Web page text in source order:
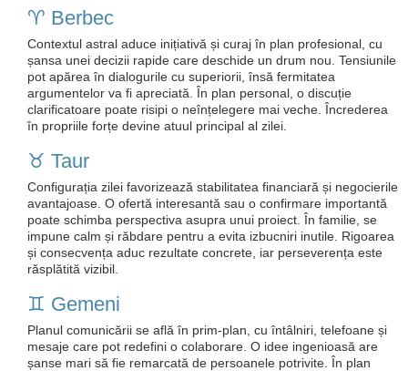
♈️ Berbec
Contextul astral aduce inițiativă și curaj în plan profesional, cu
șansa unei decizii rapide care deschide un drum nou. Tensiunile
pot apărea în dialogurile cu superiorii, însă fermitatea
argumentelor va fi apreciată. În plan personal, o discuție
clarificatoare poate risipi o neînțelegere mai veche. Încrederea
în propriile forțe devine atuul principal al zilei.
♉️ Taur
Configurația zilei favorizează stabilitatea financiară și negocierile
avantajoase. O ofertă interesantă sau o confirmare importantă
poate schimba perspectiva asupra unui proiect. În familie, se
impune calm și răbdare pentru a evita izbucniri inutile. Rigoarea
și consecvența aduc rezultate concrete, iar perseverența este
răsplătită vizibil.
♊️ Gemeni
Planul comunicării se află în prim‑plan, cu întâlniri, telefoane și
mesaje care pot redefini o colaborare. O idee ingenioasă are
șanse mari să fie remarcată de persoanele potrivite. În plan